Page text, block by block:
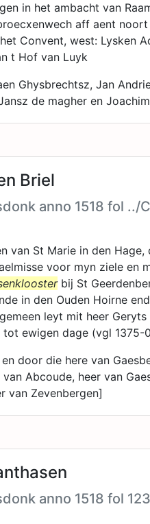
in het ambacht van
aff aent
Convent, west: Lysken
t Hof van Luyk
Ghysbrechtsz, Jan
de magher en
Briel
anno 1518 fol
van St Marie in den
voor myn ziele en
bij St
in den Ouden Hoirne
leyt mit heer
ewigen dage (vgl 1375-
door die here van
Abcoude, heer van
van Zevenbergen]
anno 1518 fol